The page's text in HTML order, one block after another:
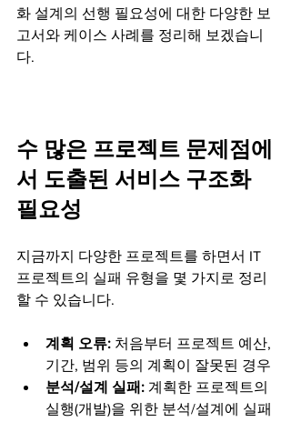
화 설계의 선행 필요성에 대한 다양한 보
고서와 케이스 사례를 정리해 보겠습니
다.
수 많은 프로젝트 문제점에
서 도출된 서비스 구조화
필요성
지금까지 다양한 프로젝트를 하면서 IT
프로젝트의 실패 유형을 몇 가지로 정리
할 수 있습니다.
계획 오류: 처음부터 프로젝트 예산,
기간, 범위 등의 계획이 잘못된 경우
분석/설계 실패: 계획한 프로젝트의
실행(개발)을 위한 분석/설계에 실패